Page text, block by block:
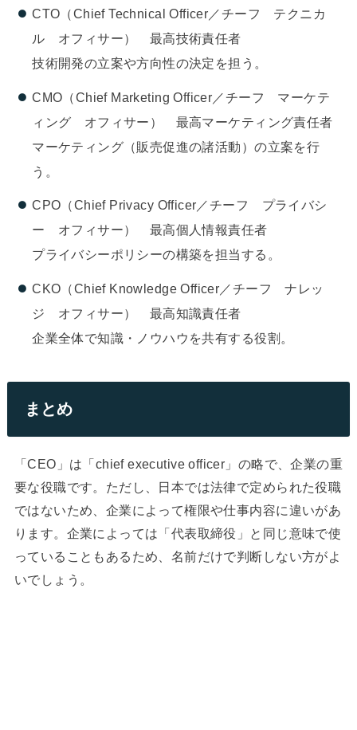
CTO（Chief Technical Officer／チーフ テクニカ
ル オフィサー） 最高技術責任者
技術開発の立案や方向性の決定を担う。
CMO（Chief Marketing Officer／チーフ マーケテ
ィング オフィサー） 最高マーケティング責任者
マーケティング（販売促進の諸活動）の立案を行
う。
CPO（Chief Privacy Officer／チーフ プライバシ
ー オフィサー） 最高個人情報責任者
プライバシーポリシーの構築を担当する。
CKO（Chief Knowledge Officer／チーフ ナレッ
ジ オフィサー） 最高知識責任者
企業全体で知識・ノウハウを共有する役割。
まとめ
「CEO」は「chief executive officer」の略で、企業の重
要な役職です。ただし、日本では法律で定められた役職
ではないため、企業によって権限や仕事内容に違いがあ
ります。企業によっては「代表取締役」と同じ意味で使
っていることもあるため、名前だけで判断しない方がよ
いでしょう。